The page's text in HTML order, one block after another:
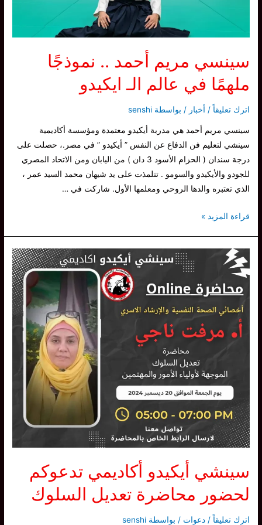
سينسي مريم أحمد .. نموذجًا
ملهمًا في عالم الـ ايكيدو
اترك تعليقاً / أخبار / بواسطة senshi
سينسي مريم أحمد هي مدربة أيكيدو معتمدة ومؤسسة أكاديمية
سينشي لتعليم فن الدفاع عن النفس ” أيكيدو ” في مصر.، حصلت على
درجة سندان ( الحزام الأسود 3 دان ) من اليابان ومن الاتحاد المصري
للجودو والأيكيدو والسومو . تتلمذت على يد شيهان محمد السيد عمر ،
الذي تعتبره والدها الروحي ومعلمها الأول. شاركت في …
سينسي
..
نموذجًا
ملهمًا
في
عالم
قراءة المزيد »
سينشي أيكيدو أكاديمي تدعوكم
لحضور محاضرة تعديل السلوك
اترك تعليقاً /دعوات / بواسطة senshi